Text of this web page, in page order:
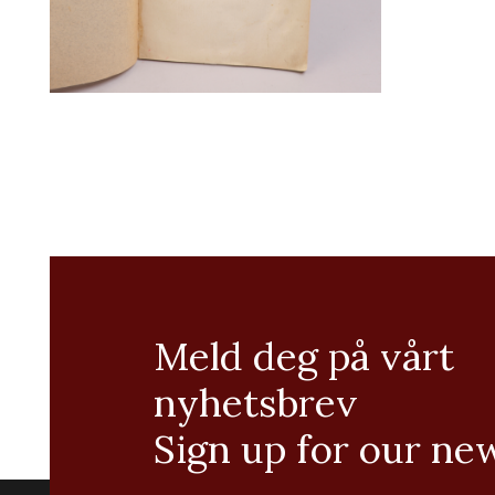
Meld deg på vårt
nyhetsbrev
Sign up for our